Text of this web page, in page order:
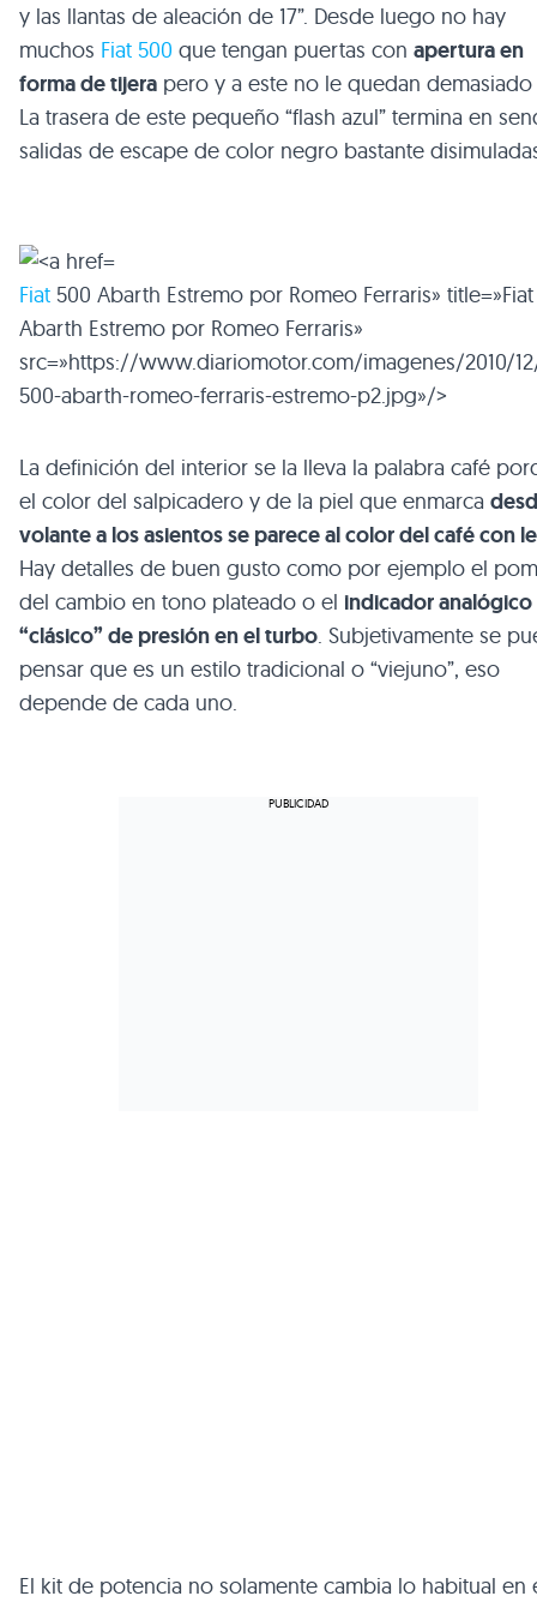
y las llantas de aleación de 17”. Desde luego no hay
muchos Fiat 500 que tengan puertas con apertura en
forma de tijera pero y a este no le quedan demasiado
La trasera de este pequeño “flash azul” termina en
salidas de escape de color negro bastante
Fiat 500 Abarth Estremo por Romeo Ferraris»
Abarth Estremo por Romeo Ferraris»
src=»https://www.diariomotor.com/imagenes/2010/
500-abarth-romeo-ferraris-estremo-p2.jpg»/>
La definición del interior se la lleva la palabra café
el color del salpicadero y de la piel que enmarca
volante a los asientos se parece al color del café con
Hay detalles de buen gusto como por ejemplo el
del cambio en tono plateado o el indicador analógico
“clásico” de presión en el turbo. Subjetivamente se
pensar que es un estilo tradicional o “viejuno”, eso
depende de cada uno.
El kit de potencia no solamente cambia lo habitual en